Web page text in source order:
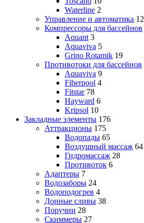
Waterline 2
Управление и автоматика 12
Компрессоры для бассейнов
Aquant 3
Aquaviva 5
Grino Rotamik 19
Противотоки для бассейнов
Aquaviva 9
Fiberpool 4
Fitstar 78
Hayward 6
Kripsol 10
Закладные элементы 176
Аттракционы 175
Водопады 65
Воздушный массаж 64
Гидромассаж 28
Противоток 6
Адаптеры 7
Водозаборы 24
Водоподогрев 4
Донные сливы 38
Поручни 28
Скиммеры 27